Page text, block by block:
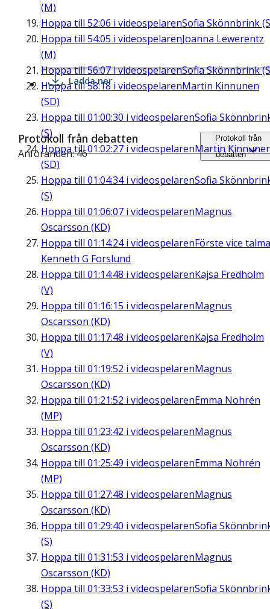
(M)
Hoppa till 52:06 i videospelarenSofia Skönnbrink
Hoppa till 54:05 i videospelarenJoanna Lewerentz
(M)
Hoppa till56:07i videospelarenSofia Skönnbrink
Hoppa till58:18 i videospelarenMartin Kinnunen
(SD)
Hoppa till 01:00:30 i videospelarenSofia
(S)
Hoppa till01:02:27 i videospelarenMartin
(SD)
Hoppa till 01:04:34i videospelarenSofia
(S)
Hoppa till 01:06:07 i videospelarenMagnus
Oscarsson (KD)
Hoppa till 01:14:24i videospelarenFörste vice
Kenneth G Forslund
Hoppa till 01:14:48 i videospelarenKajsa Fredholm
(V)
Hoppa till 01:16:15 i videospelarenMagnus
Oscarsson (KD)
Hoppa till 01:17:48 i videospelarenKajsa Fredholm
(V)
Hoppa till 01:19:52 i videospelarenMagnus
Oscarsson (KD)
Hoppa till 01:21:52 i videospelarenEmma Nohrén
(MP)
Hoppa till 01:23:42 i videospelarenMagnus
Oscarsson (KD)
Hoppa till 01:25:49 i videospelarenEmma Nohrén
(MP)
Hoppa till 01:27:48 i videospelarenMagnus
Oscarsson (KD)
Hoppa till 01:29:40 i videospelarenSofia
(S)
Hoppa till 01:31:53 i videospelarenMagnus
Oscarsson (KD)
Hoppa till 01:33:53 i videospelarenSofia
(S)
Ladda ner
Protokoll från debatten
Anföranden: 46
Protokoll från
debatten